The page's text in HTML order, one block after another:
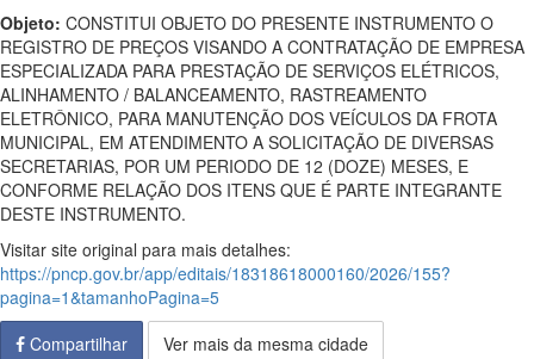
Objeto: CONSTITUI OBJETO DO PRESENTE INSTRUMENTO O
REGISTRO DE PREÇOS VISANDO A CONTRATAÇÃO DE EMPRESA
ESPECIALIZADA PARA PRESTAÇÃO DE SERVIÇOS ELÉTRICOS,
ALINHAMENTO / BALANCEAMENTO, RASTREAMENTO
ELETRÔNICO, PARA MANUTENÇÃO DOS VEÍCULOS DA FROTA
MUNICIPAL, EM ATENDIMENTO A SOLICITAÇÃO DE DIVERSAS
SECRETARIAS, POR UM PERIODO DE 12 (DOZE) MESES, E
CONFORME RELAÇÃO DOS ITENS QUE É PARTE INTEGRANTE
DESTE INSTRUMENTO.
Visitar site original para mais detalhes:
https://pncp.gov.br/app/editais/18318618000160/2026/155?
pagina=1&tamanhoPagina=5
Compartilhar
Ver mais da mesma cidade